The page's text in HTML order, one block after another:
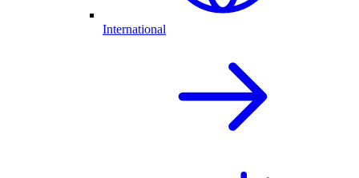
International